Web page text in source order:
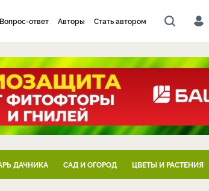
Вопрос-ответ Авторы Стать автором
ДАЧНИКА САД И ОГОРОД ЦВЕТЫ И РАСТЕНИЯ